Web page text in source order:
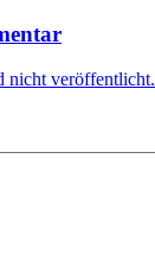
nicht veröffentlicht.